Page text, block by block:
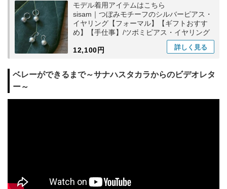
モデル着用アイテムはこちら
sisam｜つぼみモチーフのシルバーピアス・
イヤリング【フォーマル】【ギフトおすす
め】【手仕事】/ツボミピアス・イヤリング
12,100円 詳しく 見る
ベレーができるまで～サナハスタカラからのビデオレタ
ー～